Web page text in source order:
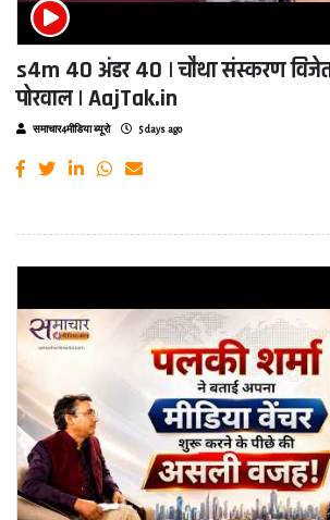
s4m 40 अंडर 40 | चौथा संस्करण
पोरवाल | AajTak.in
समाचार4मीडिया ब्यूरो 5 days ago